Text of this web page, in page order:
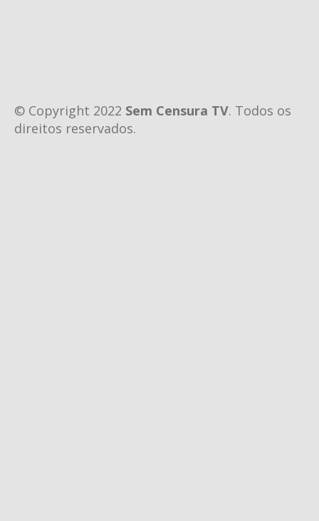
© Copyright 2022 Sem Censura TV. Todos os
direitos reservados.